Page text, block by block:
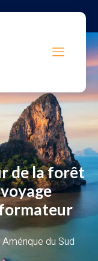
de la forêt
Amérique du Sud